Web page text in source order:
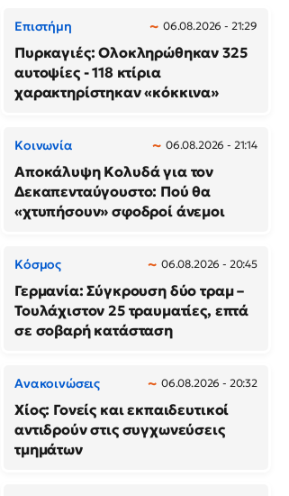
Επιστήμη 06.08.2026 - 21:29
Πυρκαγιές: Ολοκληρώθηκαν 325
αυτοψίες - 118 κτίρια
χαρακτηρίστηκαν «κόκκινα»
Κοινωνία 06.08.2026 - 21:14
Αποκάλυψη Κολυδά για τον
Δεκαπενταύγουστο: Πού θα
«χτυπήσουν» σφοδροί άνεμοι
Κόσμος 06.08.2026 - 20:45
Γερμανία: Σύγκρουση δύο τραμ –
Τουλάχιστον 25 τραυματίες, επτά
σε σοβαρή κατάσταση
Ανακοινώσεις 06.08.2026 - 20:32
Χίος: Γονείς και εκπαιδευτικοί
αντιδρούν στις συγχωνεύσεις
τμημάτων